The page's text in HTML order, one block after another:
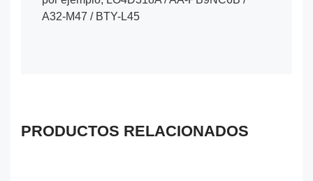
A32-M47 / BTY-L45
PRODUCTOS RELACIONADOS